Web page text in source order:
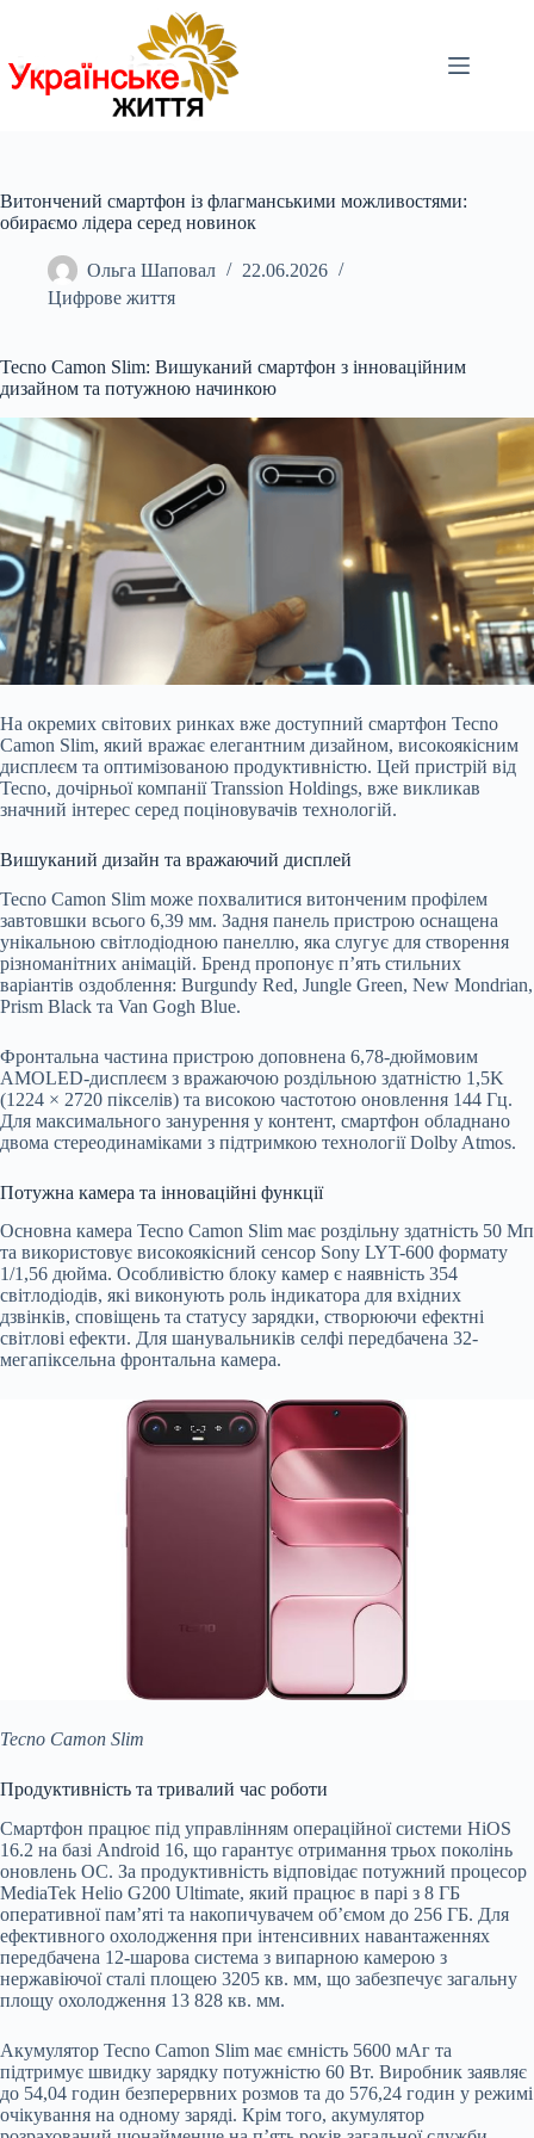
Витончений смартфон із флагманськими можливостями:
обираємо лідера серед новинок
Ольга Шаповал
22.06.2026
Цифрове життя
Tecno Camon Slim: Вишуканий смартфон з інноваційним
дизайном та потужною начинкою
На окремих світових ринках вже доступний смартфон Tecno
Camon Slim, який вражає елегантним дизайном, високоякісним
дисплеєм та оптимізованою продуктивністю. Цей пристрій від
Tecno, дочірньої компанії Transsion Holdings, вже викликав
значний інтерес серед поціновувачів технологій.
Вишуканий дизайн та вражаючий дисплей
Tecno Camon Slim може похвалитися витонченим профілем
завтовшки всього 6,39 мм. Задня панель пристрою оснащена
унікальною світлодіодною панеллю, яка слугує для створення
різноманітних анімацій. Бренд пропонує п’ять стильних
варіантів оздоблення: Burgundy Red, Jungle Green, New Mondrian,
Prism Black та Van Gogh Blue.
Фронтальна частина пристрою доповнена 6,78-дюймовим
AMOLED-дисплеєм з вражаючою роздільною здатністю 1,5K
(1224 × 2720 пікселів) та високою частотою оновлення 144 Гц.
Для максимального занурення у контент, смартфон обладнано
двома стереодинаміками з підтримкою технології Dolby Atmos.
Потужна камера та інноваційні функції
Основна камера Tecno Camon Slim має роздільну здатність 50 Мп
та використовує високоякісний сенсор Sony LYT-600 формату
1/1,56 дюйма. Особливістю блоку камер є наявність 354
світлодіодів, які виконують роль індикатора для вхідних
дзвінків, сповіщень та статусу зарядки, створюючи ефектні
світлові ефекти. Для шанувальників селфі передбачена 32-
мегапіксельна фронтальна камера.
Tecno Camon Slim
Продуктивність та тривалий час роботи
Смартфон працює під управлінням операційної системи HiOS
16.2 на базі Android 16, що гарантує отримання трьох поколінь
оновлень ОС. За продуктивність відповідає потужний процесор
MediaTek Helio G200 Ultimate, який працює в парі з 8 ГБ
оперативної пам’яті та накопичувачем об’ємом до 256 ГБ. Для
ефективного охолодження при інтенсивних навантаженнях
передбачена 12-шарова система з випарною камерою з
нержавіючої сталі площею 3205 кв. мм, що забезпечує загальну
площу охолодження 13 828 кв. мм.
Акумулятор Tecno Camon Slim має ємність 5600 мАг та
підтримує швидку зарядку потужністю 60 Вт. Виробник заявляє
до 54,04 годин безперервних розмов та до 576,24 годин у режимі
очікування на одному заряді. Крім того, акумулятор